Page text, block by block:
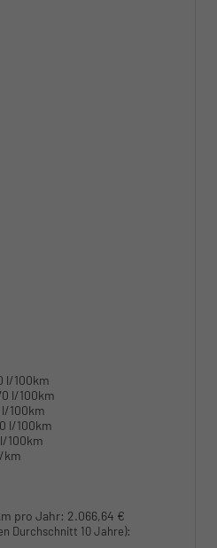
l/100km
l/100km
100km
l/100km
100km
km
pro Jahr: 2.066,64 €
Durchschnitt 10 Jahre):